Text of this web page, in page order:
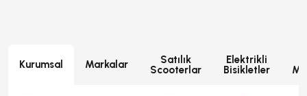
Kurumsal Markalar
Satılık
Scooterlar
Elektrikli
Bisikletler